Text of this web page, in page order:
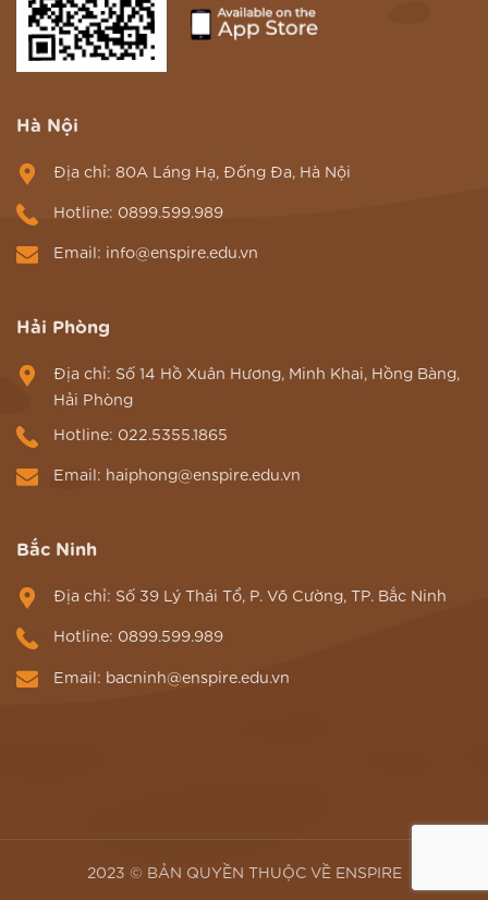
Hà Nội
Địa chỉ: 80A Láng Hạ, Đống Đa, Hà Nội
Hotline: 0899.599.989
Email: info@enspire.edu.vn
Hải Phòng
Địa chỉ: Số 14 Hồ Xuân Hương, Minh Khai, Hồng Bàng,
Hải Phòng
Hotline: 022.5355.1865
Email: haiphong@enspire.edu.vn
Bắc Ninh
Địa chỉ: Số 39 Lý Thái Tổ, P. Võ Cường, TP. Bắc Ninh
Hotline: 0899.599.989
Email: bacninh@enspire.edu.vn
2023 © BẢN QUYỀN THUỘC VỀ ENSPIRE